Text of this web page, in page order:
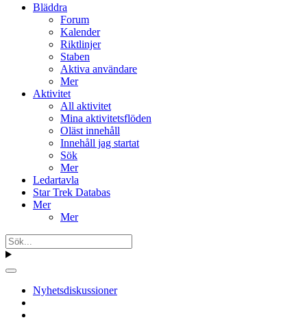
Bläddra
Forum
Kalender
Riktlinjer
Staben
Aktiva användare
Mer
Aktivitet
All aktivitet
Mina aktivitetsflöden
Oläst innehåll
Innehåll jag startat
Sök
Mer
Ledartavla
Star Trek Databas
Mer
Mer
Nyhetsdiskussioner